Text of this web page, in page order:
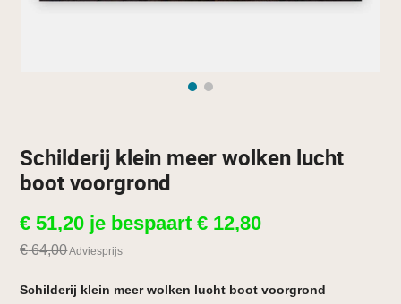
Schilderij klein meer wolken lucht
boot voorgrond
€ 51,20 je bespaart€ 12,80
€64,00Adviesprijs
Schilderij klein meer wolken lucht boot voorgrond